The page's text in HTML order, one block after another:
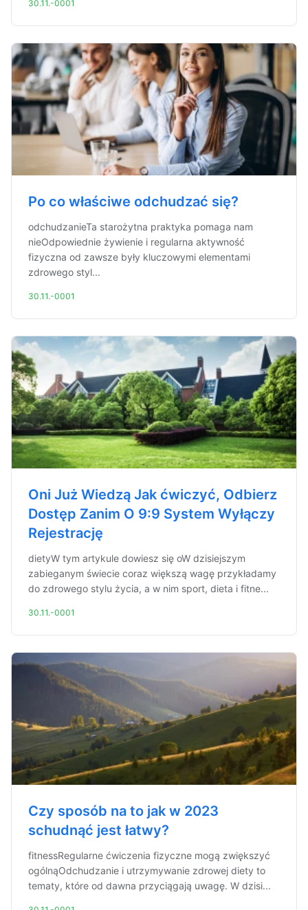
30.11.-0001
Po co właściwe odchudzać się?
odchudzanieTa starożytna praktyka pomaga nam
nieOdpowiednie żywienie i regularna aktywność
fizyczna od zawsze były kluczowymi elementami
zdrowego styl...
30.11.-0001
Oni Już Wiedzą Jak ćwiczyć, Odbierz
Dostęp Zanim O 9:9 System Wyłączy
Rejestrację
dietyW tym artykule dowiesz się oW dzisiejszym
zabieganym świecie coraz większą wagę przykładamy
do zdrowego stylu życia, a w nim sport, dieta i fitne...
30.11.-0001
Czy sposób na to jak w 2023
schudnąć jest łatwy?
fitnessRegularne ćwiczenia fizyczne mogą zwiększyć
ogólnąOdchudzanie i utrzymywanie zdrowej diety to
tematy, które od dawna przyciągają uwagę. W dzisi...